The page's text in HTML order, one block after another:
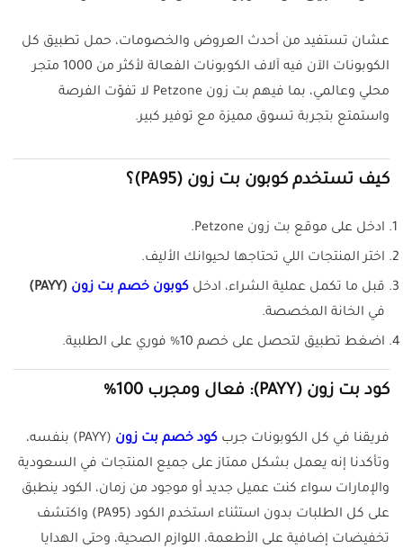
عشان تستفيد من أحدث العروض والخصومات، حمل تطبيق كل
الكوبونات الآن فيه آلاف الكوبونات الفعالة لأكثر من 1000 متجر
محلي وعالمي، بما فيهم بت زون Petzone لا تفوّت الفرصة
واستمتع بتجربة تسوق مميزة مع توفير كبير.
كيف تستخدم كوبون بت زون (PA95)؟
ادخل على موقع بت زون Petzone.
اختر المنتجات اللي تحتاجها لحيوانك الأليف.
قبل ما تكمل عملية الشراء، ادخل كوبون خصم بت زون (PAYY)
في الخانة المخصصة.
اضغط تطبيق لتحصل على خصم 10% فوري على الطلبية.
كود بت زون (PAYY): فعال ومجرب 100%
فريقنا في كل الكوبونات جرب كود خصم بت زون
(PAYY) بنفسه،
وتأكدنا إنه يعمل بشكل ممتاز على جميع المنتجات في السعودية
والإمارات سواء كنت عميل جديد أو موجود من زمان، الكود ينطبق
على كل الطلبات بدون استثناء استخدم الكود (PA95) واكتشف
تخفيضات إضافية على الأطعمة، اللوازم الصحية، وحتى الهدايا